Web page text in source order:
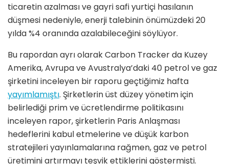
ticaretin azalması ve gayri safi yurtiçi hasılanın
düşmesi nedeniyle, enerji talebinin önümüzdeki 20
yılda %4 oranında azalabileceğini söylüyor.
Bu rapordan ayrı olarak Carbon Tracker da Kuzey
Amerika, Avrupa ve Avustralya’daki 40 petrol ve gaz
şirketini inceleyen bir raporu geçtiğimiz hafta
yayımlamıştı. Şirketlerin üst düzey yönetim için
belirlediği prim ve ücretlendirme politikasını
inceleyen rapor, şirketlerin Paris Anlaşması
hedeflerini kabul etmelerine ve düşük karbon
stratejileri yayınlamalarına rağmen, gaz ve petrol
üretimini artırmayı teşvik ettiklerini göstermişti.